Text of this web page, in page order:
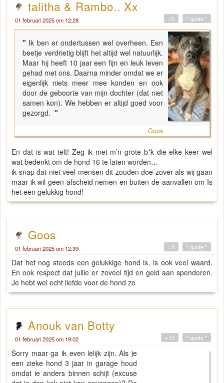
talitha & Rambo.. Xx
01 februari 2025 om 12:28 " quote "
+0
" Ik ben er ondertussen wel overheen. Een
beetje verdrietig blijft het altijd wel natuurlijk.
Maar hij heeft 10 jaar een fijn en leuk leven
gehad met ons. Daarna minder omdat we er
eigenlijk niets meer mee konden en ook
door de geboorte van mijn dochter (dat niet
samen kon). We hebben er altijd goed voor
gezorgd. "
Goos
En dat is wat telt! Zeg ik met m’n grote b*k die elke keer wel
wat bedenkt om de hond 16 te laten worden…
ik snap dat niet veel mensen dit zouden doe zover als wij gaan
maar ik wil geen afscheid nemen en buiten de aanvallen om Is
het een gelukkig hond!
Goos
01 februari 2025 om 12:39 " quote "
+0
Dat het nog steeds een gelukkige hond is, is ook veel waard.
En ook respect dat jullie er zoveel tijd en geld aan spenderen.
Je hebt wel echt liefde voor de hond zo
Anouk van Botty
01 februari 2025 om 19:02 " quote "
+11
Sorry maar ga ik even lelijk zijn. Als je
een zieke hond 3 jaar in garage houd
omdat ie anders binnen schijt (excuse